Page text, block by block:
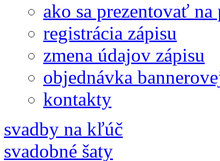
ako sa prezentovať
registrácia zápisu
zmena údajov zápisu
objednávka
kontakty
svadby na kľúč
svadobné šaty